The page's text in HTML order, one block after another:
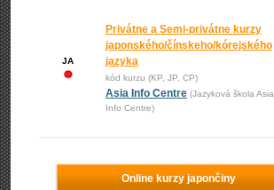
JA
Privátne a Semi-privátne kurzy
japonského/čínskeho/kórejského
jazyka
kód kurzu (KP, JP, CP)
Asia Info Centre (Jazyková škola Asia
Info Centre)
Online kurzy japončiny